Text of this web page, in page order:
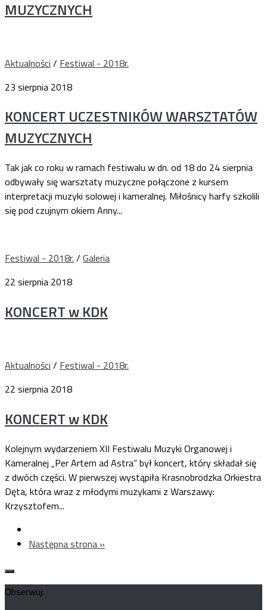
MUZYCZNYCH
Aktualności / Festiwal - 2018r.
23 sierpnia 2018
KONCERT UCZESTNIKÓW WARSZTATÓW
MUZYCZNYCH
Tak jak co roku w ramach festiwalu w dn. od 18 do 24 sierpnia
odbywały się warsztaty muzyczne połączone z kursem
interpretacji muzyki solowej i kameralnej. Miłośnicy harfy szkolili
się pod czujnym okiem Anny...
Festiwal - 2018r. / Galeria
22 sierpnia 2018
KONCERT w KDK
Aktualności / Festiwal - 2018r.
22 sierpnia 2018
KONCERT w KDK
Kolejnym wydarzeniem XII Festiwalu Muzyki Organowej i
Kameralnej „Per Artem ad Astra” był koncert, który składał się
z dwóch części. W pierwszej wystąpiła Krasnobrodzka Orkiestra
Dęta, która wraz z młodymi muzykami z Warszawy:
Krzysztofem...
Następna strona »
Obserwuj: